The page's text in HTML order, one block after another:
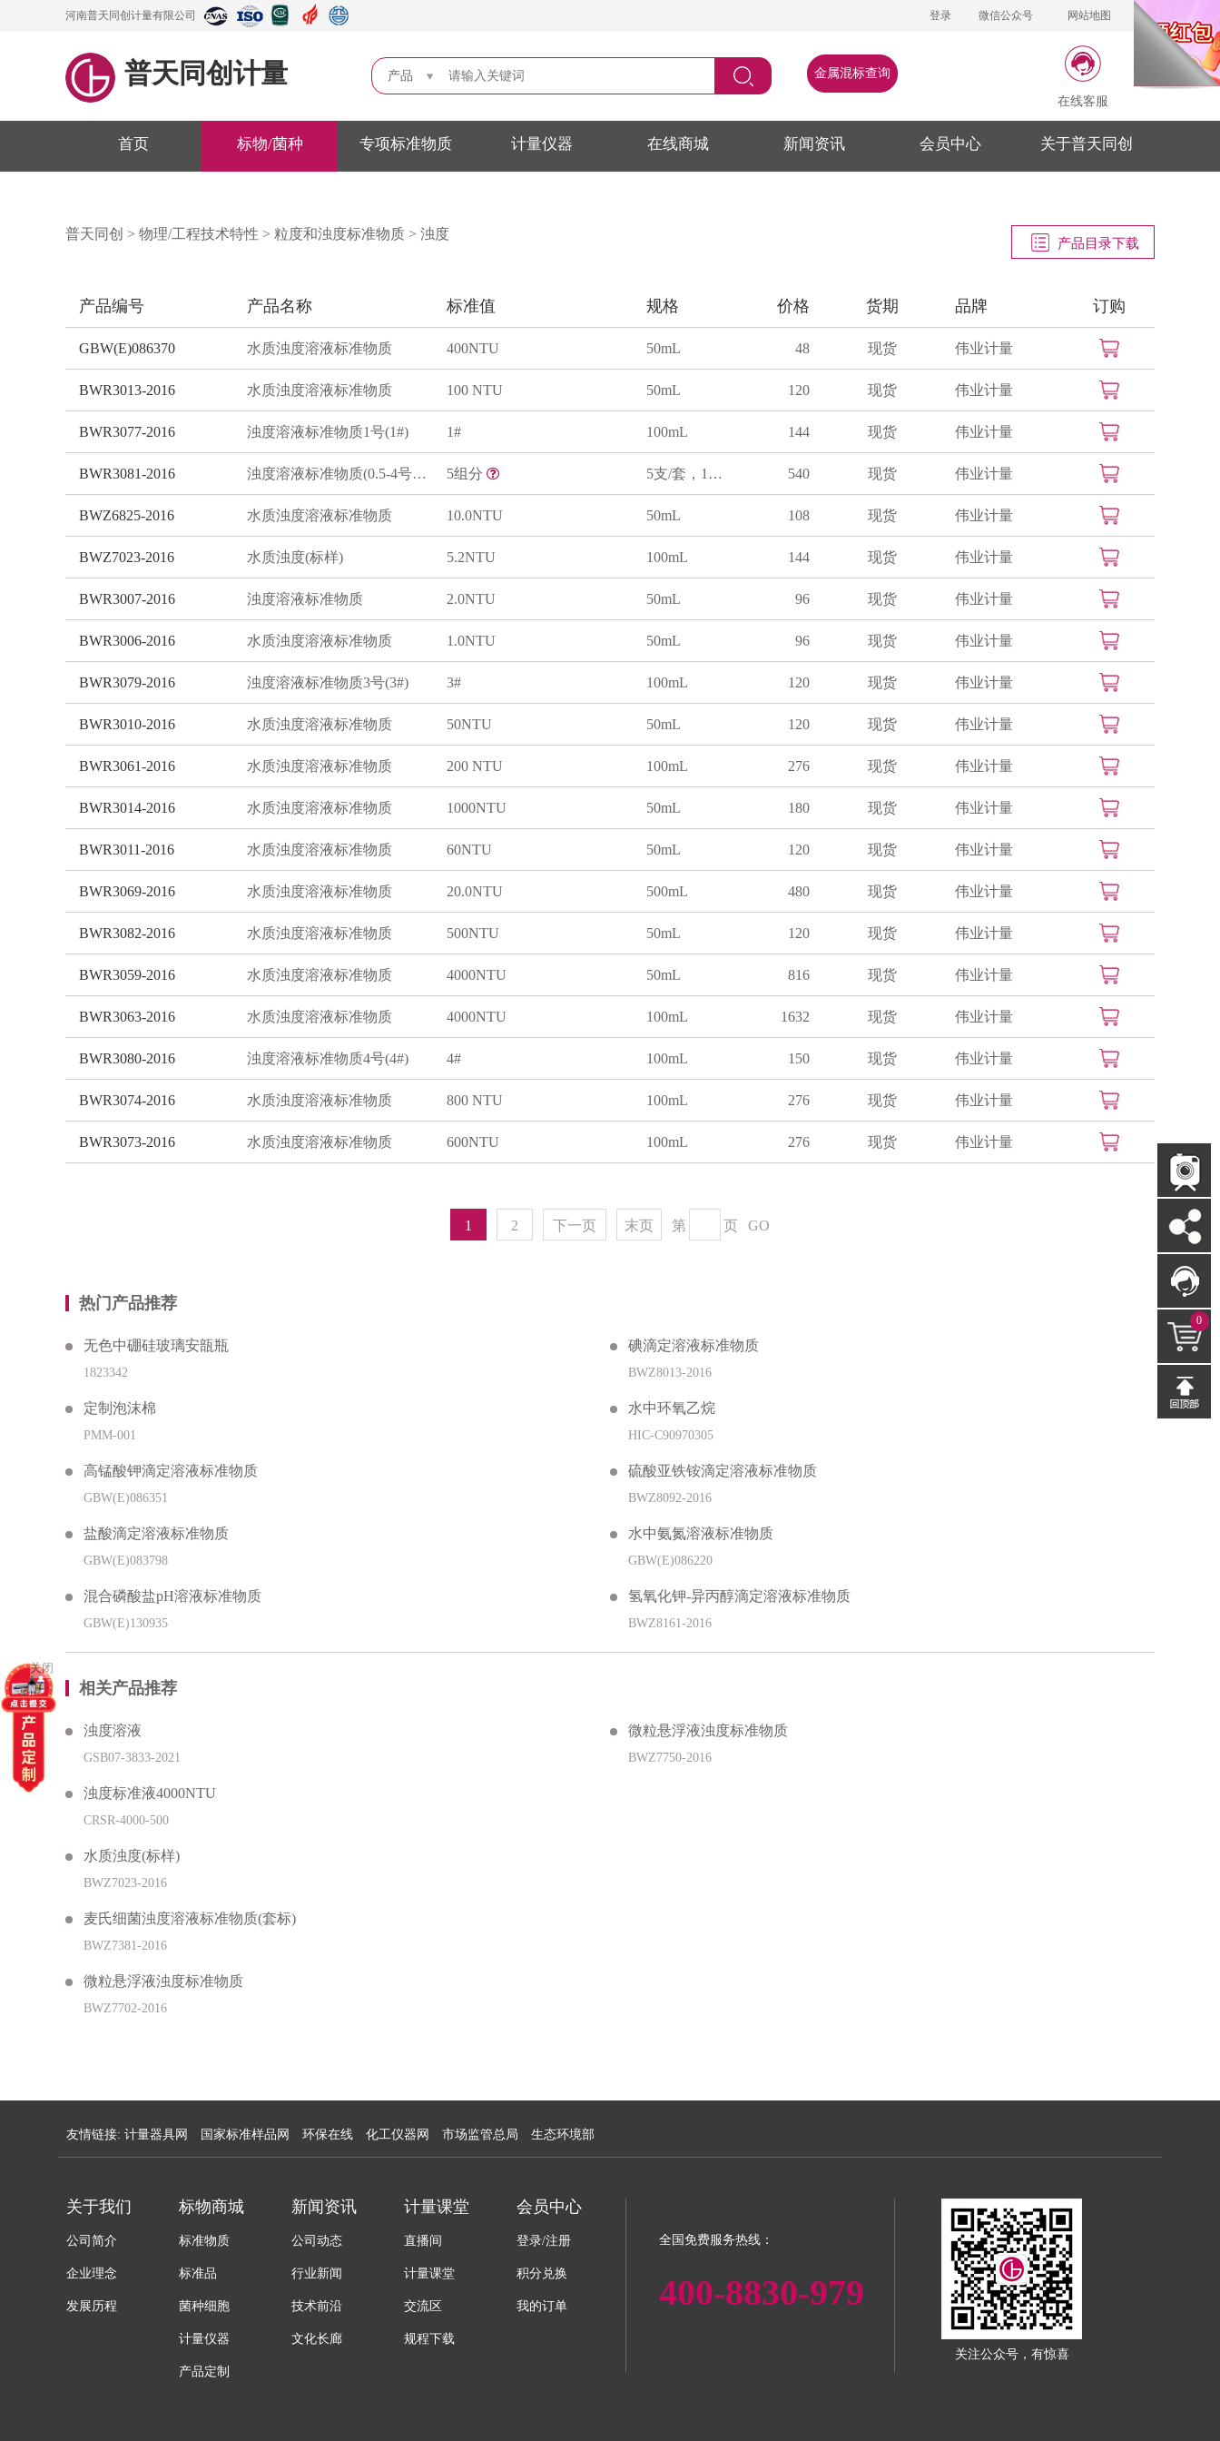
河南普天同创计量有限公司 登录 微信公众号 网站地图
普天同创计量 产品 金属混标查询
在线客服
首页 标物/菌种 专项标准物质 计量仪器 在线商城 新闻资讯 会员中心 关于普天同创
普天同创 > 物理/工程技术特性 > 粒度和浊度标准物质 > 浊度
产品目录下载
产品编号 产品名称 标准值 规格 价格 货期 品牌 订购
GBW(E)086370 水质浊度溶液标准物质 400NTU 50mL 48 现货 伟业计量
BWR3013-2016 水质浊度溶液标准物质 100 NTU 50mL 120 现货 伟业计量
BWR3077-2016 浊度溶液标准物质1号(1#) 1# 100mL 144 现货 伟业计量
BWR3081-2016 浊度溶液标准物质(0.5-4号/套) 5组分 5支/套，100mL/支 540 现货 伟业计量
BWZ6825-2016 水质浊度溶液标准物质 10.0NTU 50mL 108 现货 伟业计量
BWZ7023-2016 水质浊度(标样) 5.2NTU 100mL 144 现货 伟业计量
BWR3007-2016 浊度溶液标准物质 2.0NTU 50mL 96 现货 伟业计量
BWR3006-2016 水质浊度溶液标准物质 1.0NTU 50mL 96 现货 伟业计量
BWR3079-2016 浊度溶液标准物质3号(3#) 3# 100mL 120 现货 伟业计量
BWR3010-2016 水质浊度溶液标准物质 50NTU 50mL 120 现货 伟业计量
BWR3061-2016 水质浊度溶液标准物质 200 NTU 100mL 276 现货 伟业计量
BWR3014-2016 水质浊度溶液标准物质 1000NTU 50mL 180 现货 伟业计量
BWR3011-2016 水质浊度溶液标准物质 60NTU 50mL 120 现货 伟业计量
BWR3069-2016 水质浊度溶液标准物质 20.0NTU 500mL 480 现货 伟业计量
BWR3082-2016 水质浊度溶液标准物质 500NTU 50mL 120 现货 伟业计量
BWR3059-2016 水质浊度溶液标准物质 4000NTU 50mL 816 现货 伟业计量
BWR3063-2016 水质浊度溶液标准物质 4000NTU 100mL 1632 现货 伟业计量
BWR3080-2016 浊度溶液标准物质4号(4#) 4# 100mL 150 现货 伟业计量
BWR3074-2016 水质浊度溶液标准物质 800 NTU 100mL 276 现货 伟业计量
BWR3073-2016 水质浊度溶液标准物质 600NTU 100mL 276 现货 伟业计量
1 2 下一页 末页 第 页 GO
热门产品推荐
无色中硼硅玻璃安瓿瓶
1823342
定制泡沫棉
PMM-001
高锰酸钾滴定溶液标准物质
GBW(E)086351
盐酸滴定溶液标准物质
GBW(E)083798
混合磷酸盐pH溶液标准物质
GBW(E)130935
碘滴定溶液标准物质
BWZ8013-2016
水中环氧乙烷
HIC-C90970305
硫酸亚铁铵滴定溶液标准物质
BWZ8092-2016
水中氨氮溶液标准物质
GBW(E)086220
氢氧化钾-异丙醇滴定溶液标准物质
BWZ8161-2016
相关产品推荐
浊度溶液
GSB07-3833-2021
浊度标准液4000NTU
CRSR-4000-500
水质浊度(标样)
BWZ7023-2016
麦氏细菌浊度溶液标准物质(套标)
BWZ7381-2016
微粒悬浮液浊度标准物质
BWZ7702-2016
微粒悬浮液浊度标准物质
BWZ7750-2016
友情链接: 计量器具网 国家标准样品网 环保在线 化工仪器网 市场监管总局 生态环境部
关于我们
公司简介
企业理念
发展历程
标物商城
标准物质
标准品
菌种细胞
计量仪器
产品定制
新闻资讯
公司动态
行业新闻
技术前沿
文化长廊
计量课堂
直播间
计量课堂
交流区
规程下载
会员中心
登录/注册
积分兑换
我的订单
全国免费服务热线：
400-8830-979
关注公众号，有惊喜
关闭
0